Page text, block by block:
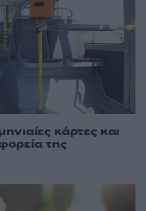
κάρτες και
της